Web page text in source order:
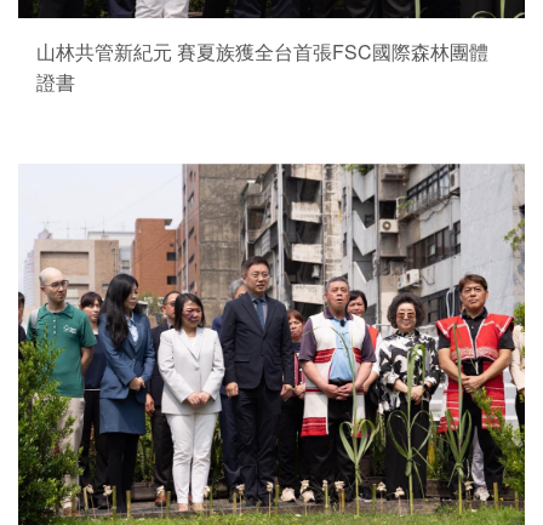
山林共管新紀元 賽夏族獲全台首張FSC國際森林團體
證書